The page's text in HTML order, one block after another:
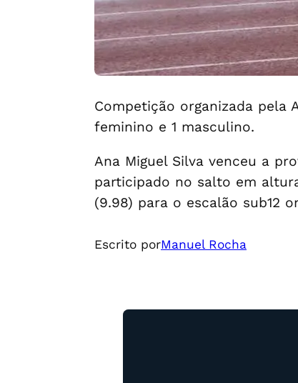
Competição organizada pela
feminino e 1 masculino.
Ana Miguel Silva venceu a
participado no salto em
(9.98) para o escalão sub12
Escrito porManuel Rocha